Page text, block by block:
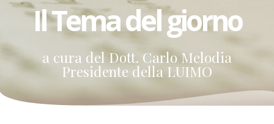
Il Tema del giorno
a cura del Dott. Carlo Melodia
Presidente della LUIMO